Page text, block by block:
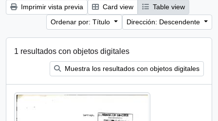
Imprimir vista previa Card view
Table view
Ordenar por: Título
Dirección: Descendente
1 resultados con objetos digitales
Muestra los resultados con objetos digitales